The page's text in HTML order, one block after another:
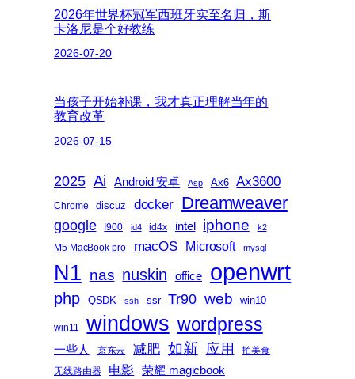
2026年世界杯冠军西班牙实至名归，斯
卡洛尼是个好教练
2026-07-20
当孩子开始补课，我才真正理解当年的
教育改革
2026-07-15
2025 Ai Android 安卓 Asp Ax6 Ax3600
Chrome discuz docker Dreamweaver
google I900 id4 id4x intel iphone k2
M5 MacBook pro macOS Microsoft mysql
N1 nas nuskin office openwrt
php QSDK ssh ssr Tr90 web win10
win11 windows wordpress
一些人 京东云 减肥 如新 应用
拍美食
无线路由器
电影 荣耀 magicbook